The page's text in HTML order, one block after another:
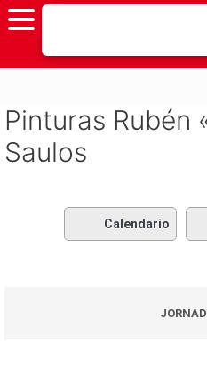
Saltar
al
contenido
Pinturas Rubén
Saulos
Calendario